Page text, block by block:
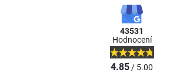
43531
Hodnocení
4.85/ 5.00